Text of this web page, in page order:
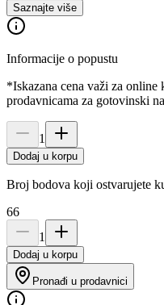
Saznajte više
Informacije o popustu
*Iskazana cena važi za
prodavnicama za gotovinski
1
Dodaj u korpu
Broj bodova koji ostvarujete
66
1
Dodaj u korpu
Pronađi u prodavnici